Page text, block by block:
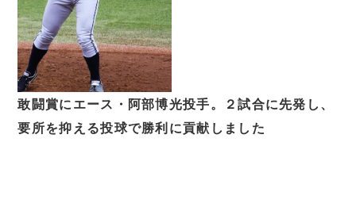
敢闘賞にエース・阿部博光投手。２試合に先発し、
要所を抑える投球で勝利に貢献しました